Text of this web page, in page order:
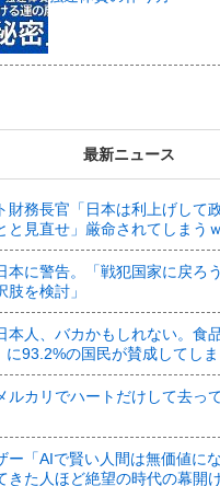
最新ニュース
財務長官「日本は利上げして
と見直せ」厳命されてしまう
本に警告。「戦犯国家に戻ろ
肢を検討」
本人、バカかもしれない。食
に93.2%の国民が賛成してしま
ルカリでハートだけして去っ
ー「AIで賢い人間は無価値に
きた人ほど絶望の時代の幕開け